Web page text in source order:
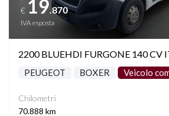
€ 19.870
IVA esposta
2200 BLUEHDI FURGONE 140 CV
PEUGEOT BOXER Veicolo
Chilometri
70.888 km